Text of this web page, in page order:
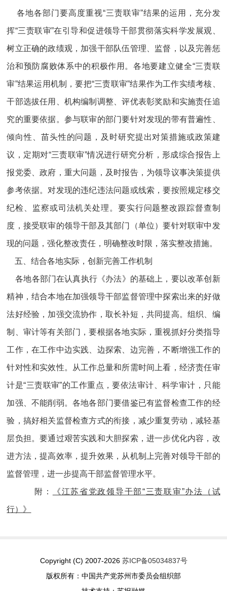
各地各部门要高度重视“三责联审”结果的运用，充分发
挥“三责联审”在引导和促进领导干部贯彻落实科学发展观、
树立正确的政绩观，加强干部队伍管理、监督，以及完善惩
治和预防腐败体系中的积极作用。各地要建立健全“三责联
审”结果运用机制，要把“三责联审”结果作为工作实绩考核、
干部选拔任用、机构编制调整、评优表彰奖励和实施责任追
究的重要依据。参与联审的部门要针对发现的带有普遍性、
倾向性、苗头性的问题，及时研究提出对策措施或政策建
议，定期对“三责联审”情况进行研究分析，形成综合报告上
报党委、政府，重大问题，及时报告，为领导议事决策提供
参考依据。对发现的违纪违法问题或线索，要按照规定移交
纪检、监察或司法机关处理。要实行问题整改跟踪督查制
度，接受联审的领导干部及其部门（单位）要针对联审中发
现的问题，强化整改责任，明确整改时限，落实整改措施。
五、结合各地实际，创新完善工作机制
各地各部门在认真执行《办法》的基础上，要以改革创新
精神，结合本地在加强领导干部监督管理中探索出来的好做
法好经验，加强交流协作，取长补短，共同提高。组织、编
制、审计等有关部门，要根据各地实际，重视抓好分类指导
工作，在工作中边实践、边探索、边完善，不断增强工作的
针对性和实效性。从工作总量和所需时间上看，经济责任审
计是“三责联审”的工作重点，要依法审计、科学审计，只能
加强、不能削弱。各地各部门要借鉴已有监督检查工作的经
验，搞好相关监督检查方式的衔接，减少重复劳动，减轻基
层负担。要通过艰苦实践和大胆探索，进一步优化内容，改
进方法，提高效率，提升效果，从机制上完善对领导干部的
监督管理，进一步提高干部监督管理水平。
附： 《江苏省党政领导干部“三责联审”办法（试
行）》
Copyright (C) 2007-2026 苏ICP备05034837号
版权所有：中国共产党苏州市委员会组织部